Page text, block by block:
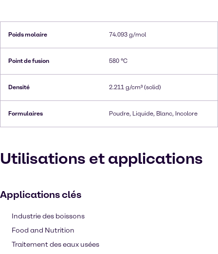
Poids molaire 74.093 g/mol
Point de fusion 580 °C
Densité 2.211 g/cm³ (solid)
Formulaires Poudre, Liquide, Blanc, Incolore
Utilisations et applications
Applications clés
Industrie des boissons
Food and Nutrition
Traitement des eaux usées